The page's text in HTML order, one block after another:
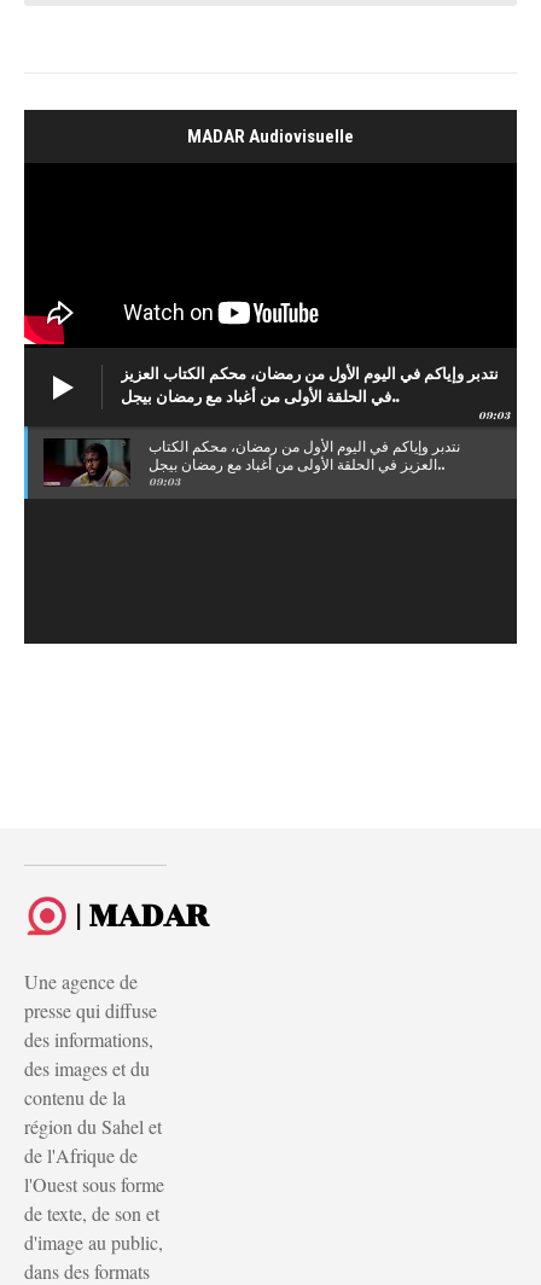
MADAR Audiovisuelle
نتدبر وإياكم في اليوم الأول من رمضان، محكم الكتاب العزيز
في الحلقة الأولى من أغباد مع رمضان بيجل..
09:03
نتدبر وإياكم في اليوم الأول من رمضان، محكم الكتاب
العزيز في الحلقة الأولى من أغباد مع رمضان بيجل..
09:03
| MADAR
Une agence de
presse qui diffuse
des informations,
des images et du
contenu de la
région du Sahel et
de l'Afrique de
l'Ouest sous forme
de texte, de son et
d'image au public,
dans des formats